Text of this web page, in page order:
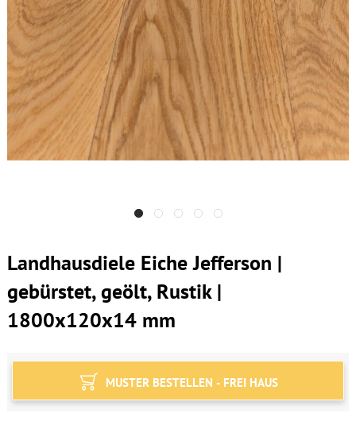
Landhausdiele Eiche Jefferson |
gebürstet, geölt, Rustik |
1800x120x14 mm
MUSTER BESTELLEN - FREI HAUS